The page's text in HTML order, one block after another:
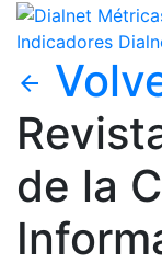
Indicadores
arrow_back
de la